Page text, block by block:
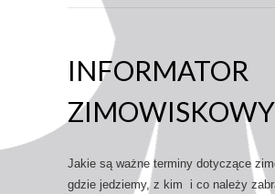
INFORMATOR
ZIMOWISKOWY
Jakie są ważne terminy dotyczące
gdzie jedziemy, z kim i co należy